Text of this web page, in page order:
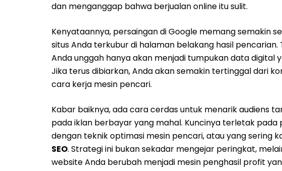
dan menganggap bahwa berjualan online itu sulit.
Kenyataannya, persaingan di Google memang semakin
situs Anda terkubur di halaman belakang hasil
Anda unggah hanya akan menjadi tumpukan data digital
Jika terus dibiarkan, Anda akan semakin tertinggal dari
cara kerja mesin pencari.
Kabar baiknya, ada cara cerdas untuk menarik audiens
pada iklan berbayar yang mahal. Kuncinya terletak
dengan teknik optimasi mesin pencari, atau yang sering
SEO. Strategi ini bukan sekadar mengejar peringkat,
website Anda berubah menjadi mesin penghasil profit